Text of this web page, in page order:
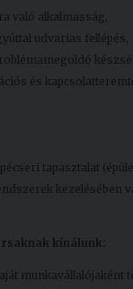
való alkalmasság,
udvarias fellépés,
és
tapasztalat
kezelésében
kínálunk:
munkavállalójaként